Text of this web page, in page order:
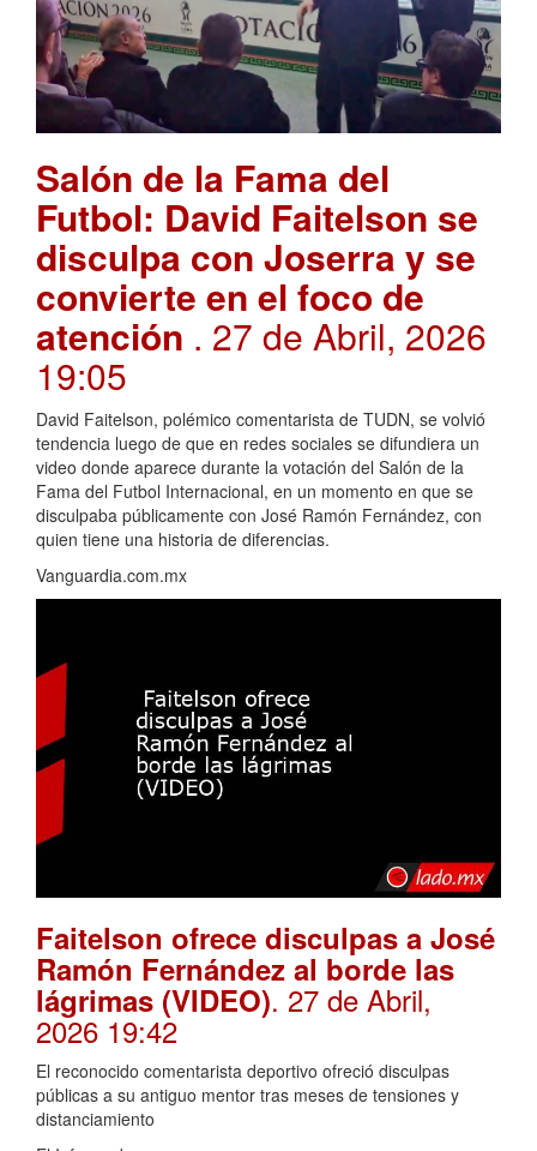
Salón de la Fama del
Futbol: David Faitelson se
disculpa con Joserra y se
convierte en el foco de
atención . 27 de Abril, 2026
19:05
David Faitelson, polémico comentarista de TUDN, se volvió
tendencia luego de que en redes sociales se difundiera un
video donde aparece durante la votación del Salón de la
Fama del Futbol Internacional, en un momento en que se
disculpaba públicamente con José Ramón Fernández, con
quien tiene una historia de diferencias.
Vanguardia.com.mx
Faitelson ofrece disculpas a José
Ramón Fernández al borde las
lágrimas (VIDEO). 27 de Abril,
2026 19:42
El reconocido comentarista deportivo ofreció disculpas
públicas a su antiguo mentor tras meses de tensiones y
distanciamiento